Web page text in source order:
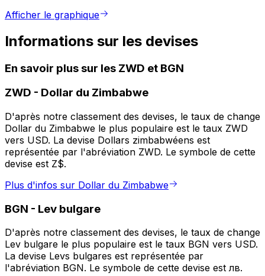
Afficher le graphique
Informations sur les devises
En savoir plus sur les ZWD et BGN
ZWD - Dollar du Zimbabwe
D'après notre classement des devises, le taux de change
Dollar du Zimbabwe le plus populaire est le taux ZWD
vers USD. La devise Dollars zimbabwéens est
représentée par l'abréviation ZWD. Le symbole de cette
devise est Z$.
Plus d'infos sur Dollar du Zimbabwe
BGN - Lev bulgare
D'après notre classement des devises, le taux de change
Lev bulgare le plus populaire est le taux BGN vers USD.
La devise Levs bulgares est représentée par
l'abréviation BGN. Le symbole de cette devise est лв.